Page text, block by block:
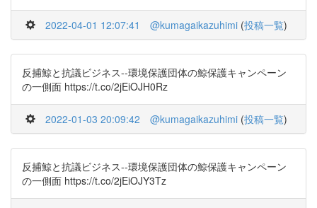
2022-04-01 12:07:41 @kumagaikazuhimi (投稿一覧)
反捕鯨と抗議ビジネス--環境保護団体の鯨保護キャンペーン
の一側面 https://t.co/2jEiOJH0Rz
2022-01-03 20:09:42 @kumagaikazuhimi (投稿一覧)
反捕鯨と抗議ビジネス--環境保護団体の鯨保護キャンペーン
の一側面 https://t.co/2jEiOJY3Tz